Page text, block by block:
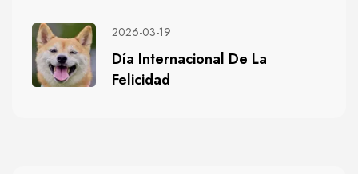
2026-03-19
Día Internacional De La
Felicidad